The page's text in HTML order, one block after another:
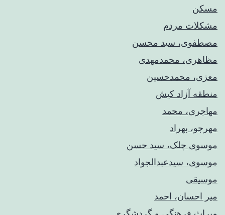
مسکن
مشکلات مردم
مصطفوی، سید محسن
مظاهری، محمدمهدی
معزی، محمدحسین
منطقه آزاد کیش
مهاجری، محمد
مهرجو، بهراد
موسوی چلک، سید حسن
موسوی، سیدعبدالجواد
موسیقی
میر احسان، احمد